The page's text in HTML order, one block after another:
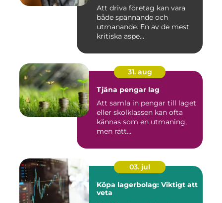
Att driva företag kan vara
både spännande och
utmanande. En av de mest
kritiska aspe...
31. aug
Tjäna pengar lag
Att samla in pengar till laget
eller skolklassen kan ofta
kännas som en utmaning,
men rätt...
03. jul
Köpa lagerbolag: Viktigt att
veta